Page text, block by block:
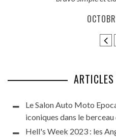
Le Salon Auto Moto
iconiques dans le
Hell's Week 2023 : les